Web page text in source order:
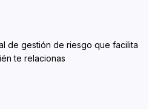
de gestión de riesgo que facilita
te relacionas